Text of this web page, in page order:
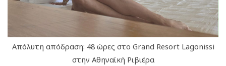
Απόλυτη απόδραση: 48 ώρες στο Grand Resort Lagonissi
στην Αθηναϊκή Ριβιέρα